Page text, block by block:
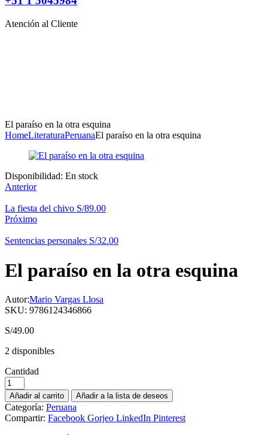
Atención al Cliente
El paraíso en la otra esquina
HomeLiteraturaPeruanaEl paraíso en la otra esquina
Disponibilidad: En stock
Anterior
La fiesta del chivo S/89.00
Próximo
Sentencias personales S/32.00
El paraíso en la otra esquina
Autor:Mario Vargas Llosa
SKU: 9786124346866
S/49.00
2 disponibles
Cantidad
Añadir al carrito Añadir a la lista de deseos
Categoría: Peruana
Compartir: Facebook Gorjeo LinkedIn Pinterest